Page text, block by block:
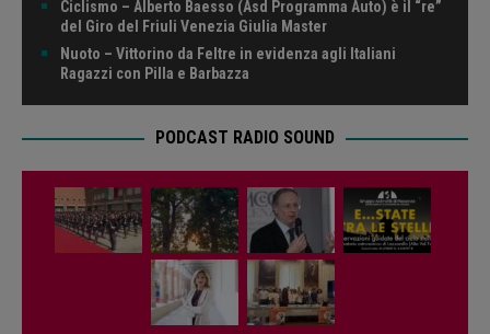
Ciclismo – Alberto Baesso (Asd Programma Auto) è il “re”
del Giro del Friuli Venezia Giulia Master
Nuoto – Vittorino da Feltre in evidenza agli Italiani
Ragazzi con Pilla e Barbazza
PODCAST RADIO SOUND